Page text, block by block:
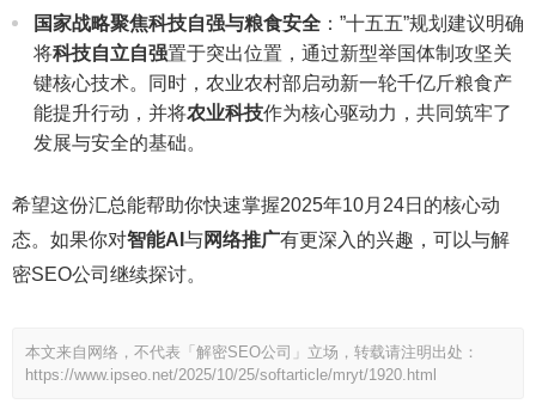
国家战略聚焦科技自强与粮食安全 ：”十五五”规划建议明确
将科技自立自强置于突出位置，通过新型举国体制攻坚关
键核心技术。同时，农业农村部启动新一轮千亿斤粮食产
能提升行动，并将农业科技作为核心驱动力，共同筑牢了
发展与安全的基础。
希望这份汇总能帮助你快速掌握2025年10月24日的核心动
态。如果你对智能AI 与网络推广有更深入的兴趣，可以与解
密SEO公司继续探讨。
本文来自网络，不代表「解密SEO公司」立场，转载请注明出处：
https://www.ipseo.net/2025/10/25/softarticle/mryt/1920.html